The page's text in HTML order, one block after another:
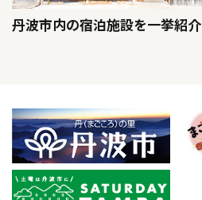
丹波市内の宿泊施設を一挙紹介